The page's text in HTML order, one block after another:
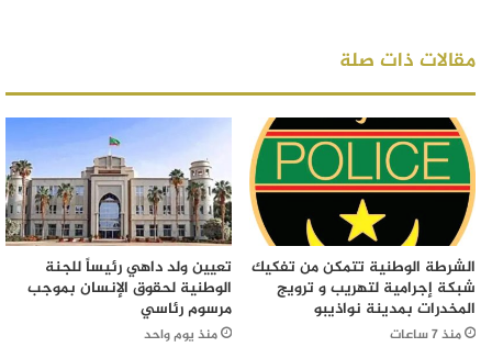
مقالات ذات صلة
الشرطة الوطنية تتمكن من تفكيك
شبكة إجرامية لتهريب و ترويج
المخدرات بمدينة نواذيبو
منذ 7 ساعات
تعيين ولد داهي رئيساً للجنة
الوطنية لحقوق الإنسان بموجب
مرسوم رئاسي
منذ يوم واحد